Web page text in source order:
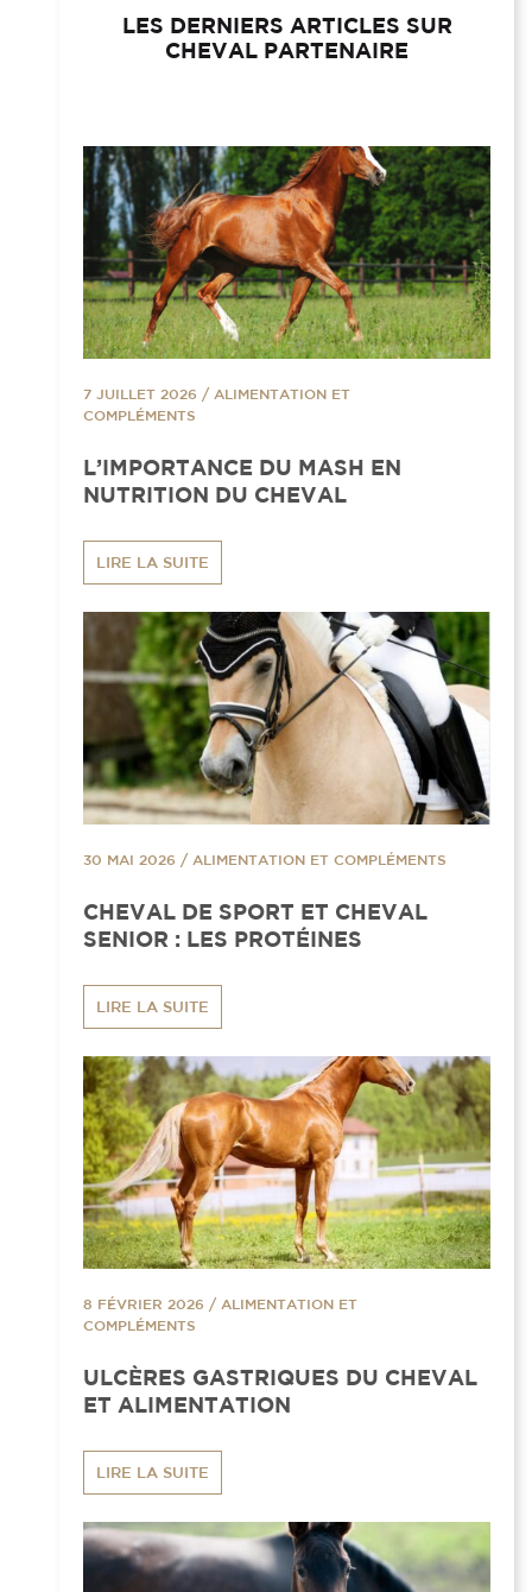
LES DERNIERS ARTICLES SUR
CHEVAL PARTENAIRE
7 JUILLET 2026 / ALIMENTATION ET
COMPLÉMENTS
L’IMPORTANCE DU MASH EN
NUTRITION DU CHEVAL
LIRE LA SUITE
30 MAI 2026 / ALIMENTATION ET COMPLÉMENTS
CHEVAL DE SPORT ET CHEVAL
SENIOR : LES PROTÉINES
LIRE LA SUITE
8 FÉVRIER 2026 / ALIMENTATION ET
COMPLÉMENTS
ULCÈRES GASTRIQUES DU CHEVAL
ET ALIMENTATION
LIRE LA SUITE